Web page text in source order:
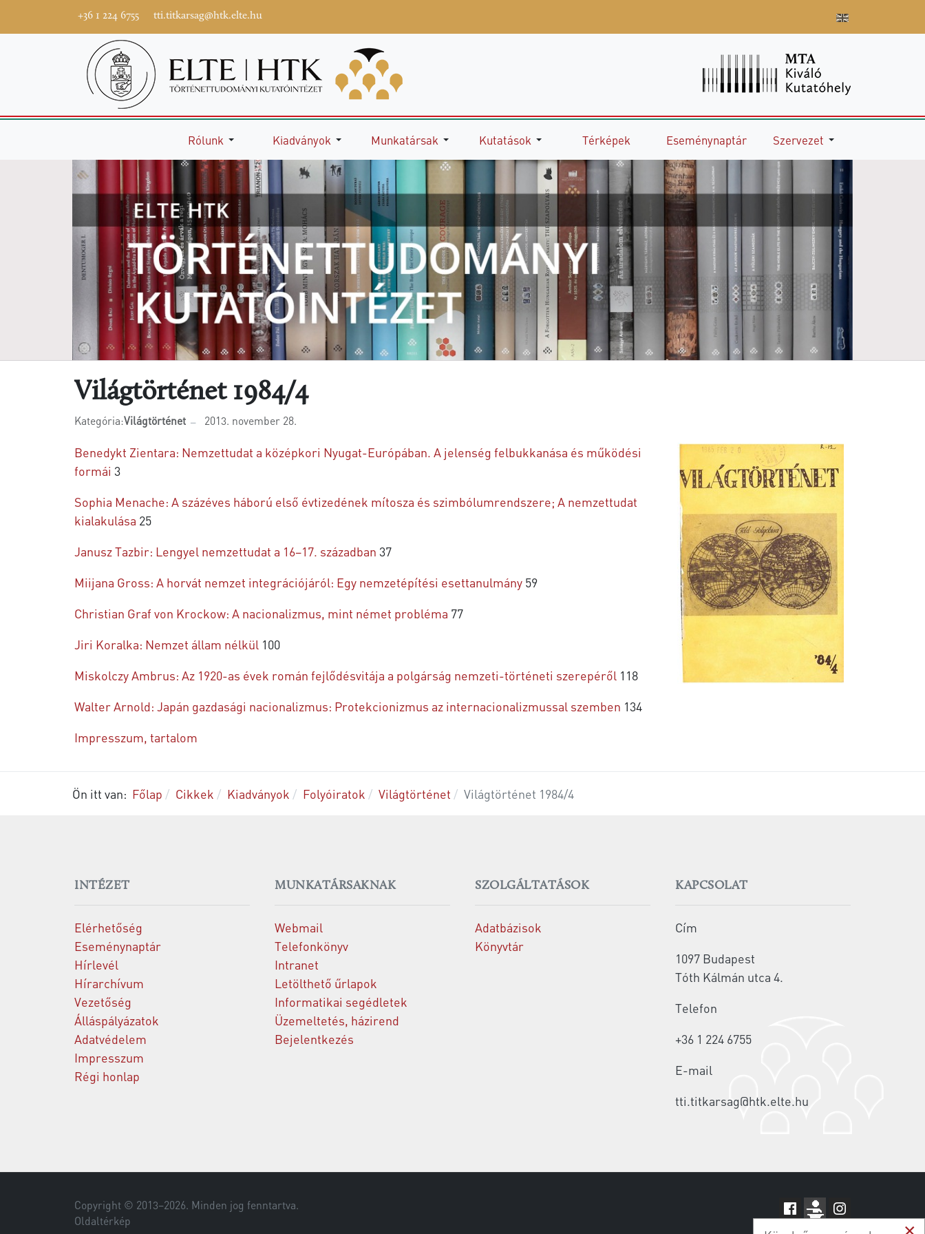
+36 1 224 6755 tti.titkarsag@htk.elte.hu
Rólunk Kiadványok Munkatársak Kutatások Térképek Eseménynaptár Szervezet
Világtörténet 1984/4
Kategória:Világtörténet 2013. november 28.
Benedykt Zientara: Nemzettudat a középkori Nyugat-Európában. A jelenség felbukkanása és működési
formái 3
Sophia Menache: A százéves háború első évtizedének mítosza és szimbólumrendszere; A nemzettudat
kialakulása 25
Janusz Tazbir: Lengyel nemzettudat a 16–17. században 37
Miijana Gross: A horvát nemzet integrációjáról: Egy nemzetépítési esettanulmány 59
Christian Graf von Krockow: A nacionalizmus, mint német probléma 77
Jiri Koralka: Nemzet állam nélkül 100
Miskolczy Ambrus: Az 1920-as évek román fejlődésvitája a polgárság nemzeti-történeti szerepéről 118
Walter Arnold: Japán gazdasági nacionalizmus: Protekcionizmus az internacionalizmussal szemben 134
Impresszum, tartalom
Ön itt van: Főlap Cikkek Kiadványok Folyóiratok Világtörténet Világtörténet 1984/4
INTÉZET
Elérhetőség
Eseménynaptár
Hírlevél
Hírarchívum
Vezetőség
Álláspályázatok
Adatvédelem
Impresszum
Régi honlap
MUNKATÁRSAKNAK
Webmail
Telefonkönyv
Intranet
Letölthető űrlapok
Informatikai segédletek
Üzemeltetés, házirend
Bejelentkezés
SZOLGÁLTATÁSOK
Adatbázisok
Könyvtár
KAPCSOLAT
Cím
1097 Budapest
Tóth Kálmán utca 4.
Telefon
+36 1 224 6755
E-mail
tti.titkarsag@htk.elte.hu
Copyright © 2013–2026. Minden jog fenntartva.
Oldaltérkép